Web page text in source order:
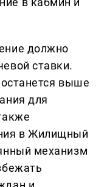
должно
ставки.
выше
для
в Жилищный
механизм